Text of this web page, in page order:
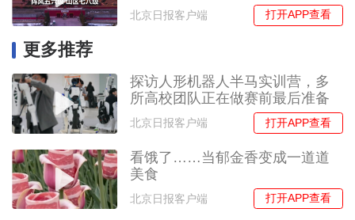
北京日报客户端 打开APP查看
更多推荐
探访人形机器人半马实训营，多
所高校团队正在做赛前最后准备
北京日报客户端 打开APP查看
看饿了……当郁金香变成一道道
美食
北京日报客户端 打开APP查看